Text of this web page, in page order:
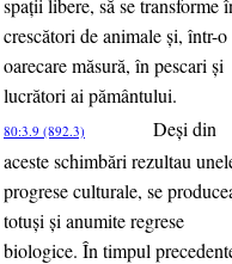
spaţii libere, să se transforme
crescători de animale şi, într-o
oarecare măsură, în pescari şi
lucrători ai pământului.
80:3.9 (892.3)
Deşi din
aceste schimbări rezultau
progrese culturale, se
totuşi şi anumite regrese
biologice. În timpul